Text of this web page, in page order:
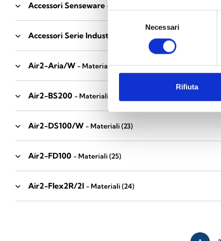
consenso
Necessari
Rifiuta
Accessori Senseware - Materiali
Accessori Serie Industrial
Air2-Aria/W - Materiali(23)
Air2-BS200 - Materiali
Air2-DS100/W - Materiali (23)
Air2-FD100 - Materiali (25)
Air2-Flex2R/2I - Materiali (24)